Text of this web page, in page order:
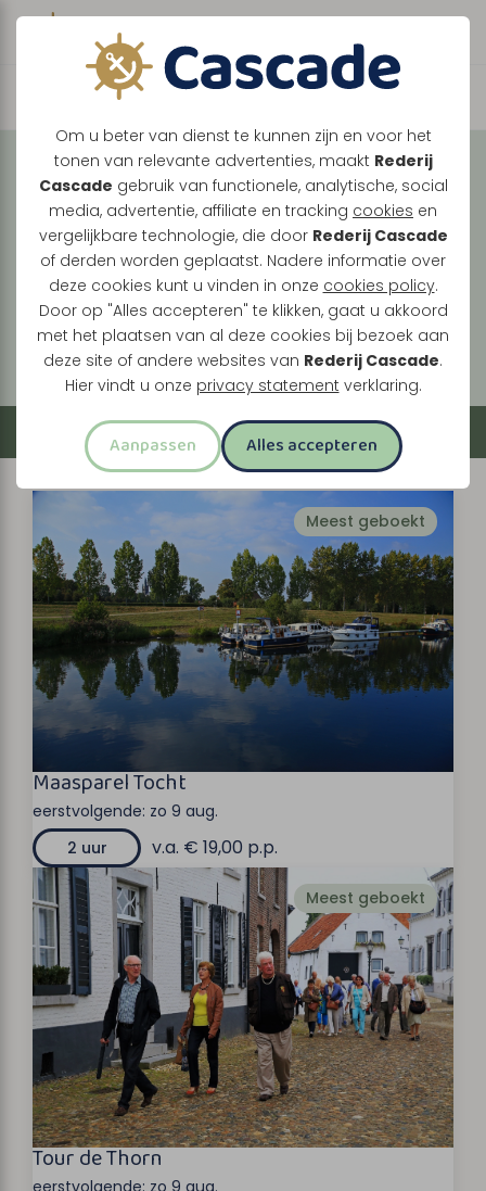
Om u beter van dienst te kunnen zijn en voor het
tonen van relevante advertenties, maakt Rederij
Cascade gebruik van functionele, analytische, social
media, advertentie, affiliate en tracking cookies en
vergelijkbare technologie, die door Rederij Cascade
of derden worden geplaatst. Nadere informatie over
deze cookies kunt u vinden in onze cookies policy.
Door op "Alles accepteren" te klikken, gaat u akkoord
met het plaatsen van al deze cookies bij bezoek aan
deze site of andere websites van Rederij Cascade.
Hier vindt u onze privacy statement verklaring.
Aanpassen Alles accepteren
Boek direct je vaart
Vaar met ons mee over
de Maasplassen
Tussen Maasbracht, Thorn en Roermond ontdek
je een landschap vol historie, natuur en levendige
oevers. Elke vaart brengt je langs verrassende
plekken, van stille plassen tot bruisende
stadskernen.
Filter
Meest geboekt
Maasparel Tocht
eerstvolgende: zo 9 aug.
2 uur
v.a. € 19,00 p.p.
Meest geboekt
Tour de Thorn